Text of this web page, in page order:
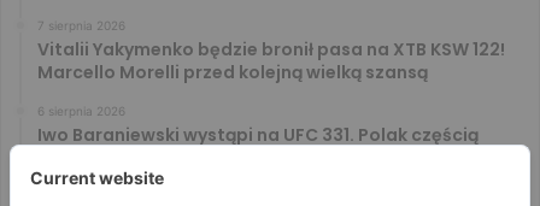
7 sierpnia 2026
Vitalii Yakymenko będzie bronił pasa na XTB KSW 122!
Marcello Morelli przed kolejną wielką szansą
6 sierpnia 2026
Iwo Baraniewski wystąpi na UFC 331. Polak częścią